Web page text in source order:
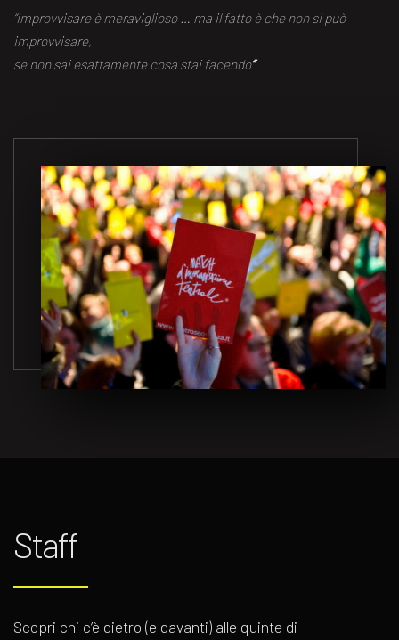
“improvvisare è meraviglioso … ma il fatto è che non si può
improvvisare,
se non sai esattamente cosa stai facendo“
Staff
Scopri chi c’è dietro (e davanti) alle quinte di